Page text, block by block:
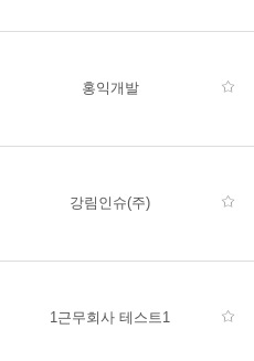
홍익개발
강림인슈(주)
1근무회사 테스트1